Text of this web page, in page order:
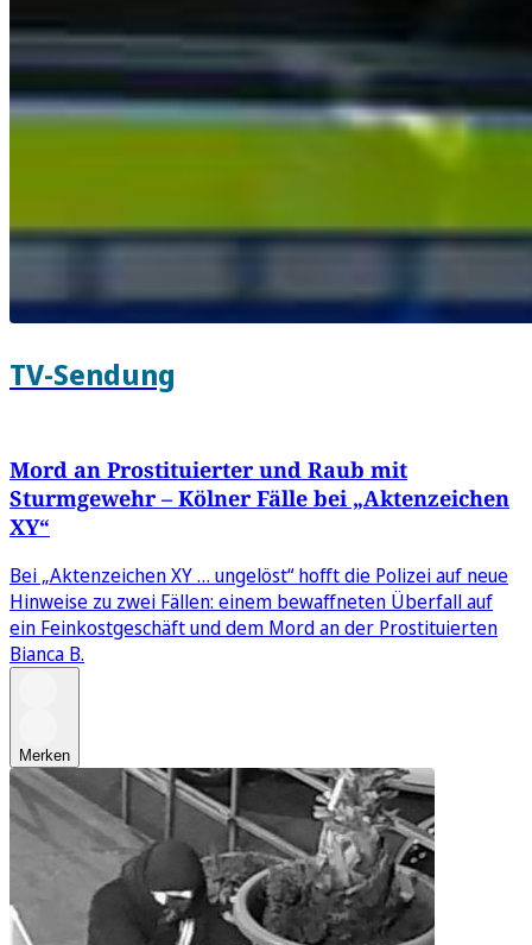
TV-Sendung
Mord an Prostituierter und Raub mit
Sturmgewehr – Kölner Fälle bei „Aktenzeichen
XY“
Bei „Aktenzeichen XY … ungelöst“ hofft die Polizei auf neue
Hinweise zu zwei Fällen: einem bewaffneten Überfall auf
ein Feinkostgeschäft und dem Mord an der Prostituierten
Bianca B.
Merken